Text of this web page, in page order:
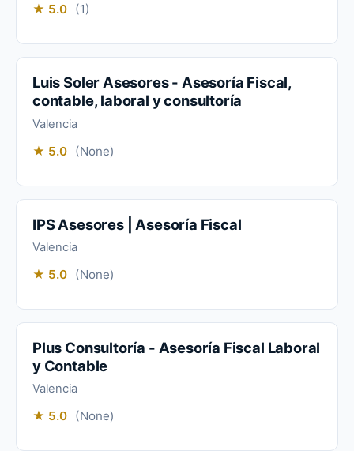
★ 5.0 (1)
Luis Soler Asesores - Asesoría Fiscal,
contable, laboral y consultoría
Valencia
★ 5.0 (None)
IPS Asesores | Asesoría Fiscal
Valencia
★ 5.0 (None)
Plus Consultoría - Asesoría Fiscal Laboral
y Contable
Valencia
★ 5.0 (None)